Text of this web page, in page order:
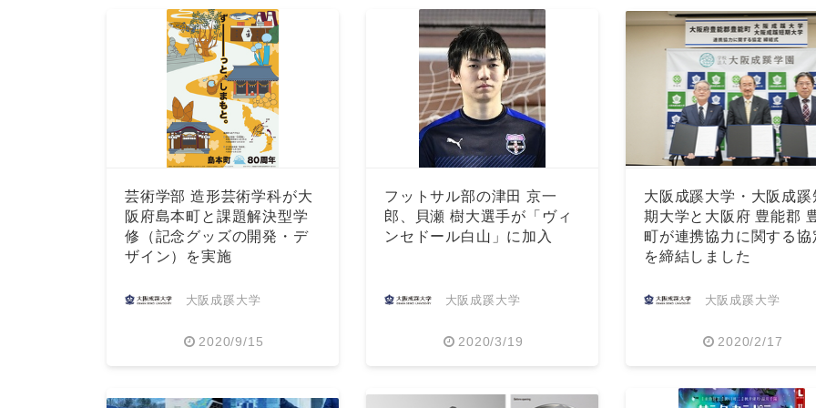
芸術学部 造形芸術学科が大
阪府島本町と課題解決型学
修（記念グッズの開発・デ
ザイン）を実施
大阪成蹊大学
2020/9/15
フットサル部の津田 京一
郎、貝瀬 樹大選手が「ヴィ
ンセドール白山」に加入
大阪成蹊大学
2020/3/19
大阪成蹊大学・大阪成蹊
期大学と大阪府 豊能郡
町が連携協力に関する協
を締結しました
大阪成蹊大学
2020/2/17